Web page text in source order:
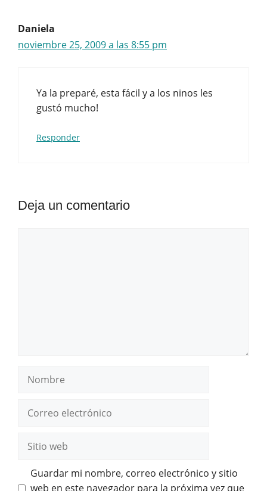
Daniela
noviembre 25, 2009 a las 8:55 pm
Ya la preparé, esta fácil y a los ninos les
gustó mucho!
Responder
Deja un comentario
Nombre
electrónico
web
Guardar mi nombre, correo electrónico y sitio
web en este navegador para la próxima vez que